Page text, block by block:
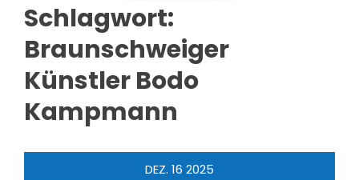
Schlagwort:
Braunschweiger
Künstler Bodo
Kampmann
DEZ. 16 2025